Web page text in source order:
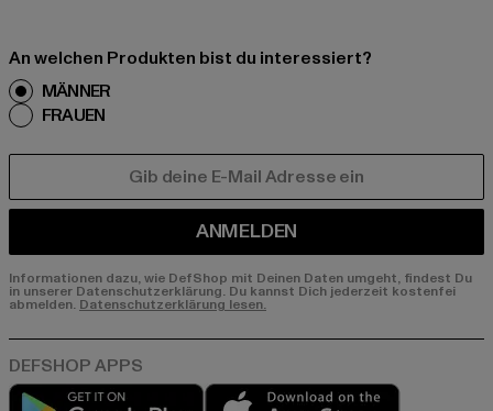
An welchen Produkten bist du interessiert?
MÄNNER
FRAUEN
ANMELDEN
Informationen dazu, wie DefShop mit Deinen Daten umgeht, findest Du
in unserer Datenschutzerklärung. Du kannst Dich jederzeit kostenfei
abmelden. Datenschutzerklärung lesen.
Play market